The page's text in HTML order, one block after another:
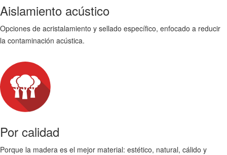
Aislamiento acústico
Opciones de acristalamiento y sellado específico, enfocado a reducir
la contaminación acústica.
Por calidad
Porque la madera es el mejor material: estético, natural, cálido y